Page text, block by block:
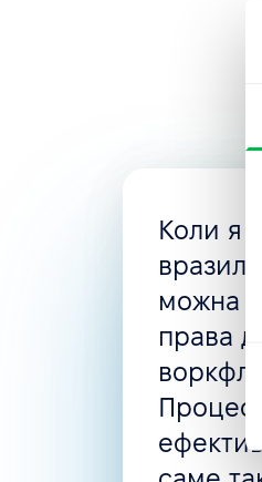
Коли я
можна
права
Процес